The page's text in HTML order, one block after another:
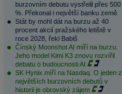
burzovním debutu vystřelil přes 500
%. Překonal i největší banku země
Stát by mohl dát na burzu až 40
procent akcií pražského letiště v
roce 2028, řekl Babiš
Čínský Moonshot AI míří na burzu.
Jeho model Kimi K3 znovu rozvířil
debatu o budoucnosti AI
SK Hynix míří na Nasdaq. O jeden z
největších burzovních debutů v
historii je obrovský zájem